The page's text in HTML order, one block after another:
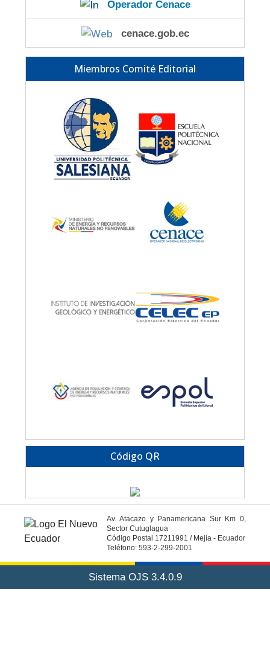
Operador Cenace
cenace.gob.ec
Miembros Comité Editorial
Código QR
Av. Atacazo y Panamericana Sur Km 0,
Sector Cutuglagua
Código Postal 17211991 / Mejía - Ecuador
Teléfono: 593-2-299-2001
Sistema OJS 3.4.0.9